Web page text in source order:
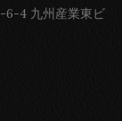
6-4 九州産業東ビ